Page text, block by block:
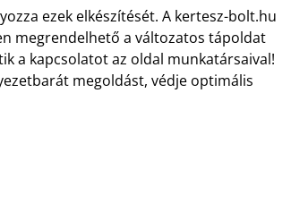
ezek elkészítését. A kertesz-bolt.hu
megrendelhető a változatos tápoldat
a kapcsolatot az oldal munkatársaival!
megoldást, védje optimális